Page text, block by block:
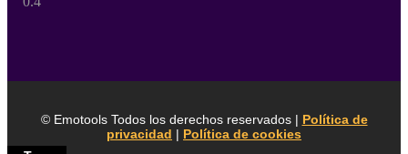
© Emotools Todos los derechos reservados | Política de
privacidad | Política de cookies